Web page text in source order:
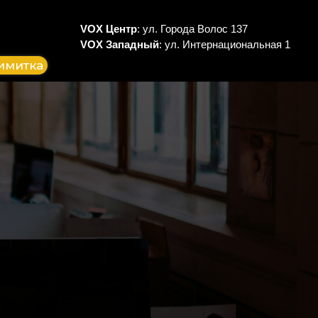
VOX Центр: ул. Города Волос 137
VOX Западный: ул. Интернациональная 1